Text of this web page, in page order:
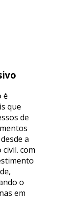
é
que
de
a
com
o
em